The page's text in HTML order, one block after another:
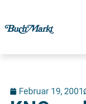
Februar 19, 2001